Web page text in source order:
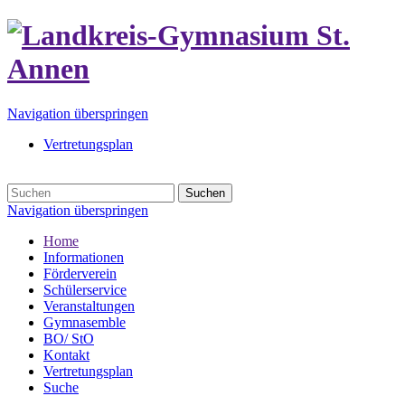
Navigation überspringen
Vertretungsplan
Suchen
Navigation überspringen
Home
Informationen
Förderverein
Schülerservice
Veranstaltungen
Gymnasemble
BO/ StO
Kontakt
Vertretungsplan
Suche